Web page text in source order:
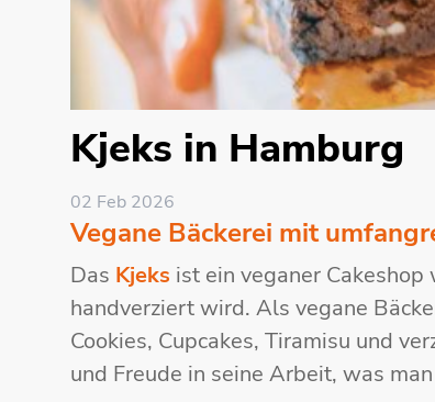
Kjeks in Hamburg
02 Feb 2026
Vegane Bäckerei mit
Das Kjeks ist ein veganer
handverziert wird. Als vegane
Cookies, Cupcakes, Tiramisu und
und Freude in seine Arbeit, was